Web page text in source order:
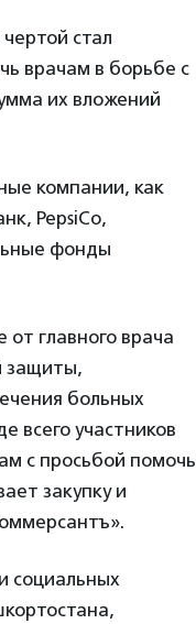
стал
врачам в борьбе с
их вложений
компании, как
PepsiCo,
фонды
главного врача
защиты,
больных
всего участников
с просьбой помочь
закупку и
социальных